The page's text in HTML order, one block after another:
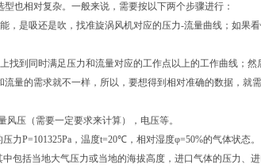
也相对复杂。一般来说，需要按以下两个步骤进行：
，是吸还是吹，找准旋涡风机对应的压力-流量曲线；如果
找到同时满足压力和流量对应的工作点以上的工作曲线；
量的需求就不一样，所以，要想得到相对准确的数据，就
压（需要一定要求来计算），电压等。
力P=101325Pa，温度t=20℃，相对湿度φ=50%的气体状态。
包括当地大气压力或当地的海拔高度，进口气体的压力、